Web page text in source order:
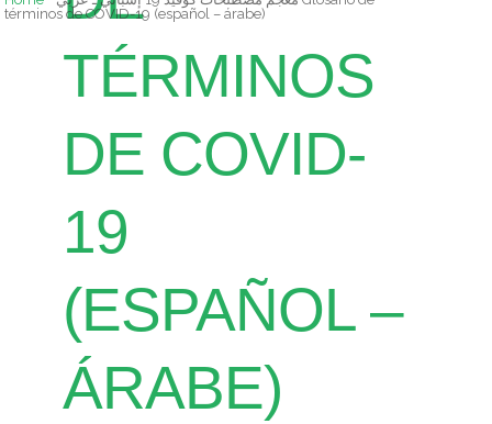
TÉRMINOS
DE COVID-
19
(ESPAÑOL –
ÁRABE)
términos de COVID-19 (español – árabe)